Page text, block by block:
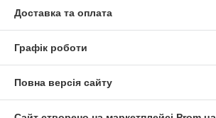
Доставка та оплата
Графік роботи
Повна версія сайту